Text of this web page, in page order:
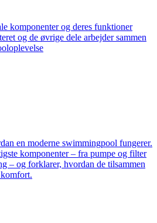
komponenter og deres funktioner
og de øvrige dele arbejder sammen
en moderne swimmingpool fungerer.
komponenter – fra pumpe og filter
– og forklarer, hvordan de tilsammen